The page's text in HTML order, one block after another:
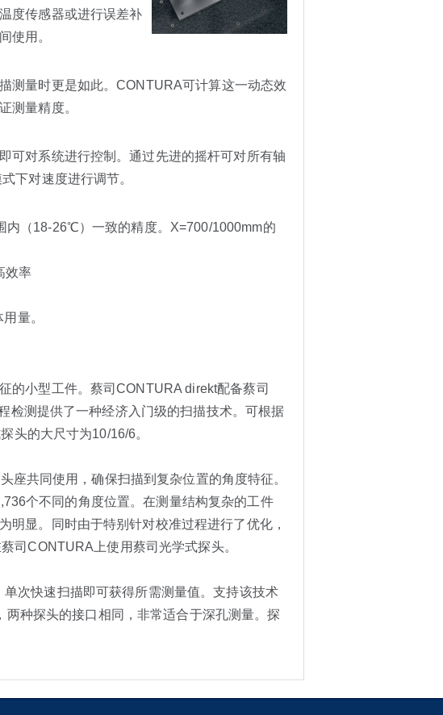
度传感器或进行误差补
使用。
测量时更是如此。CONTURA可计算这一动态效
测量精度。
可对系统进行控制。通过先进的摇杆可对所有轴
下对速度进行调节。
内（18-26℃）一致的精度。X=700/1000mm的
效率
量。
的小型工件。蔡司CONTURA direkt配备蔡司
检测提供了一种经济入门级的扫描技术。可根据
头的大尺寸为10/16/6。
座共同使用，确保扫描到复杂位置的角度特征。
个不同的角度位置。在测量结构复杂的工件
明显。同时由于特别针对校准过程进行了优化，
司CONTURA上使用蔡司光学式探头。
次快速扫描即可获得所需测量值。支持该技术
种探头的接口相同，非常适合于深孔测量。探